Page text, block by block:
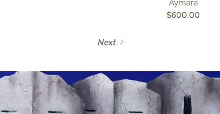
Aymara
$600.00
Next